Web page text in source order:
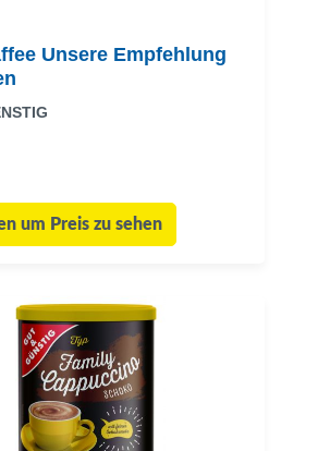
Unsere Empfehlung
um Preis zu sehen